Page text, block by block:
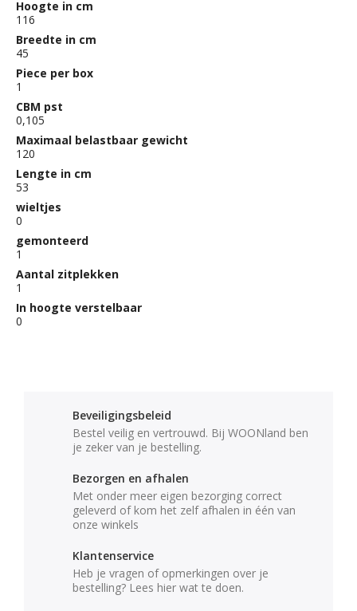
Hoogte in cm
116
Breedte in cm
45
Piece per box
1
CBM pst
0,105
Maximaal belastbaar gewicht
120
Lengte in cm
53
wieltjes
0
gemonteerd
1
Aantal zitplekken
1
In hoogte verstelbaar
0
Beveiligingsbeleid
Bestel veilig en vertrouwd. Bij WOONland ben
je zeker van je bestelling.
Bezorgen en afhalen
Met onder meer eigen bezorging correct
geleverd of kom het zelf afhalen in één van
onze winkels
Klantenservice
Heb je vragen of opmerkingen over je
bestelling? Lees hier wat te doen.